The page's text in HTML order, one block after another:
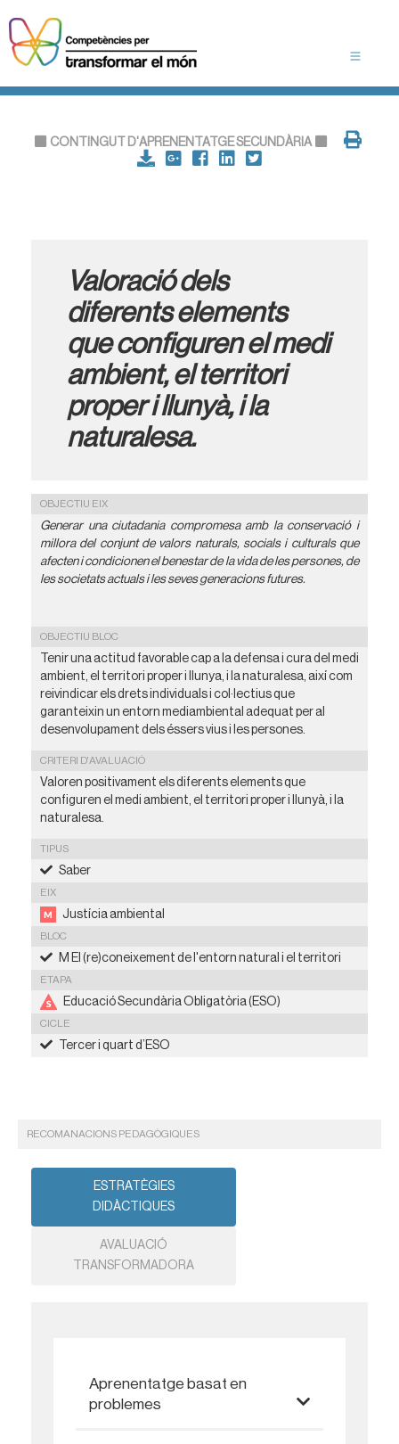
CONTINGUT D'APRENENTATGE SECUNDÀRIA
Valoració dels
diferents elements
que configuren el medi
ambient, el territori
proper i llunyà, i la
naturalesa.
OBJECTIU EIX
Generar una ciutadania compromesa amb la conservació i
millora del conjunt de valors naturals, socials i culturals que
afecten i condicionen el benestar de la vida de les persones, de
les societats actuals i les seves generacions futures.
OBJECTIU BLOC
Tenir una actitud favorable cap a la defensa i cura del medi
ambient, el territori proper i llunya, i la naturalesa, així com
reivindicar els drets individuals i col·lectius que
garanteixin un entorn mediambiental adequat per al
desenvolupament dels éssers vius i les persones.
CRITERI D'AVALUACIÓ
Valoren positivament els diferents elements que
configuren el medi ambient, el territori proper i llunyà, i la
naturalesa.
TIPUS
Saber
EIX
Justícia ambiental
BLOC
M El (re)coneixement de l'entorn natural i el territori
ETAPA
Educació Secundària Obligatòria (ESO)
CICLE
Tercer i quart d’ESO
RECOMANACIONS PEDAGÒGIQUES
ESTRATÈGIES
DIDÀCTIQUES
AVALUACIÓ
TRANSFORMADORA
Aprenentatge basat en
problemes